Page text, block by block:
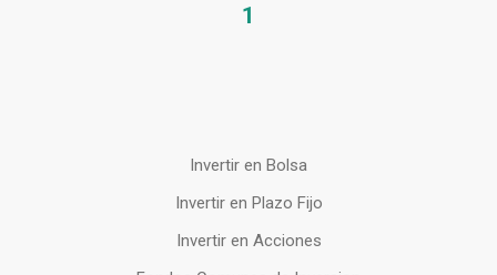
1
Invertir en Bolsa
Invertir en Plazo Fijo
Invertir en Acciones